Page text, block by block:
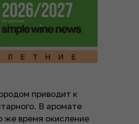
приводит к
В аромате
же время окисление